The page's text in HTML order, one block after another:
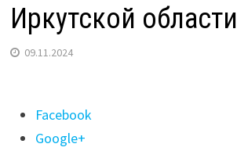
Иркутской области
09.11.2024
Поделиться
"Второй
Facebook
Google+